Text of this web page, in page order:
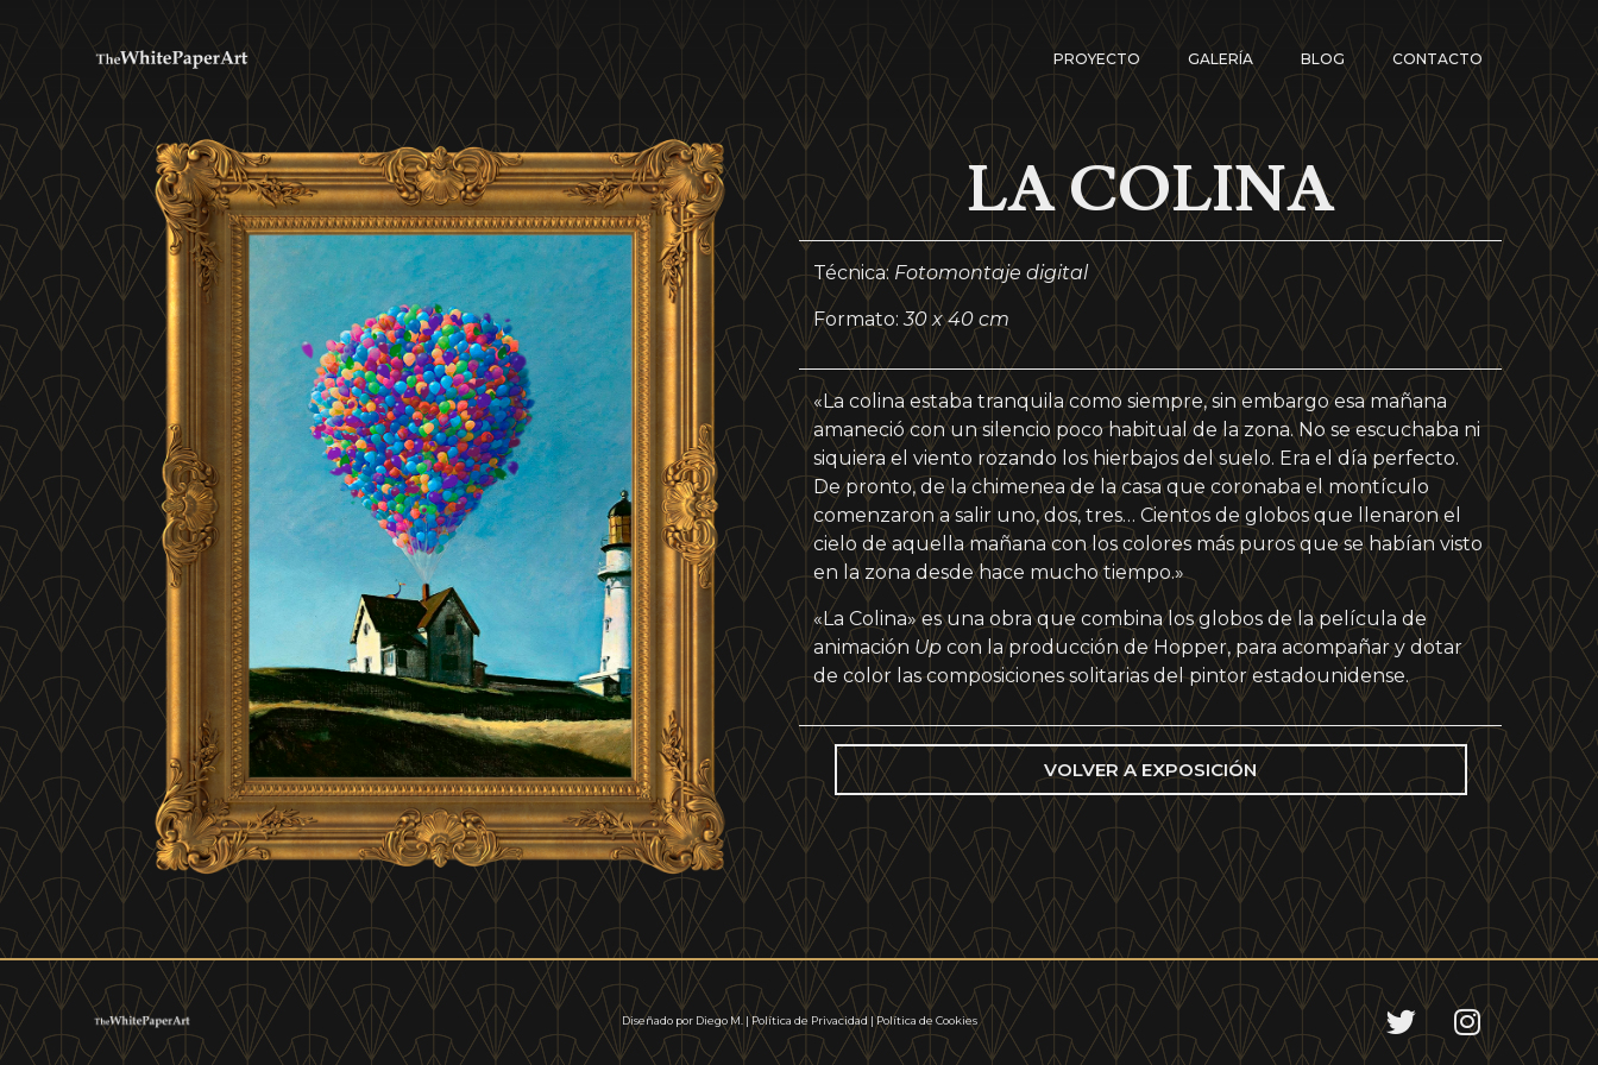
PROYECTO GALERÍA BLOG CONTACTO
LA COLINA
Técnica: Fotomontaje digital
Formato:30 x 40 cm
«La colina estaba tranquila como siempre, sin embargo esa mañana
amaneció con un silencio poco habitual de la zona. No se escuchaba ni
siquiera el viento rozando los hierbajos del suelo. Era el día perfecto.
De pronto, de la chimenea de la casa que coronaba el montículo
comenzaron a salir uno, dos, tres… Cientos de globos que llenaron el
cielo de aquella mañana con los colores más puros que se habían visto
en la zona desde hace mucho tiempo.»
«La Colina» es una obra que combina los globos de la película de
animación Upcon la producción de Hopper, para acompañar y dotar
de color las composiciones solitarias del pintor estadounidense.
VOLVER A EXPOSICIÓN
Diseñado por Diego M.| Política de Privacidad | Política de Cookies